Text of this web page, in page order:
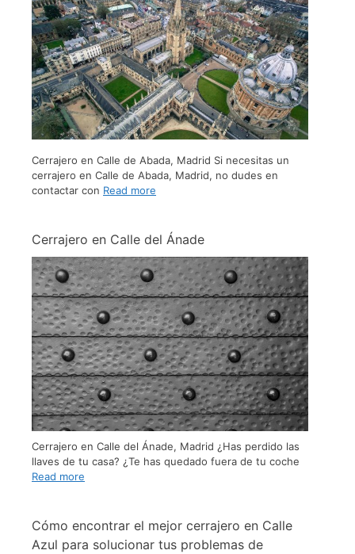
Cerrajero en Calle de Abada, Madrid Si necesitas un
cerrajero en Calle de Abada, Madrid, no dudes en
contactar con Read more
Cerrajero en Calle del Ánade
Cerrajero en Calle del Ánade, Madrid ¿Has perdido las
llaves de tu casa? ¿Te has quedado fuera de tu coche
Read more
Cómo encontrar el mejor cerrajero en Calle
Azul para solucionar tus problemas de